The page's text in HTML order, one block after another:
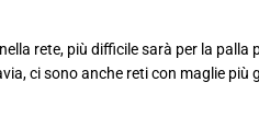
rete, più difficile sarà per la
ci sono anche reti con maglie